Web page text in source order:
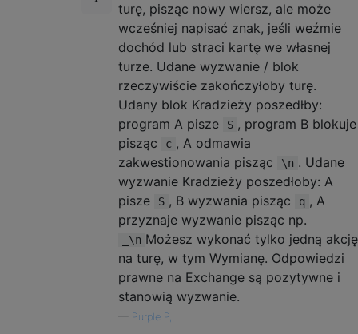
turę, pisząc nowy wiersz, ale może
wcześniej napisać znak, jeśli weźmie
dochód lub straci kartę we własnej
turze. Udane wyzwanie / blok
rzeczywiście zakończyłoby turę.
Udany blok Kradzieży poszedłby:
program A pisze
S , program B blokuje
pisząc
c , A odmawia
zakwestionowania pisząc
\n . Udane
wyzwanie Kradzieży poszedłoby: A
pisze
S , B wyzwania pisząc q , A
przyznaje wyzwanie pisząc np.
_\n Możesz wykonać tylko jedną akcję
na turę, w tym Wymianę. Odpowiedzi
prawne na Exchange są pozytywne i
stanowią wyzwanie.
Purple P,